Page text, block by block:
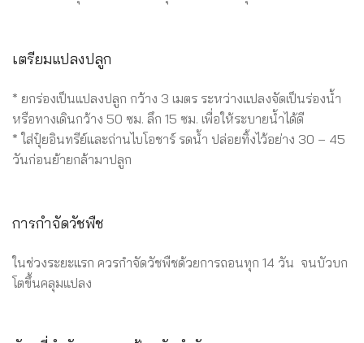
เตรียมแปลงปลูก
* ยกร่องเป็นแปลงปลูก กว้าง 3 เมตร ระหว่างแปลงจัดเป็นร่องน้ำ
หรือทางเดินกว้าง 50 ซม. ลึก 15 ซม. เพื่อให้ระบายน้ำได้ดี
* ใส่ปุ๋ยอินทรีย์และถ่านไบโอชาร์ รดน้ำ ปล่อยทิ้งไว้อย่าง 30 – 45
วันก่อนย้ายกล้ามาปลูก
การกำจัดวัชพืช
ในช่วงระยะแรก ควรกำจัดวัชพืชด้วยการถอนทุก 14 วัน จนบัวบก
โตขึ้นคลุมแปลง